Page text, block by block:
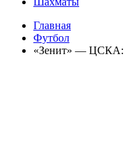
Главная
Футбол
«Зенит» — ЦСКА: